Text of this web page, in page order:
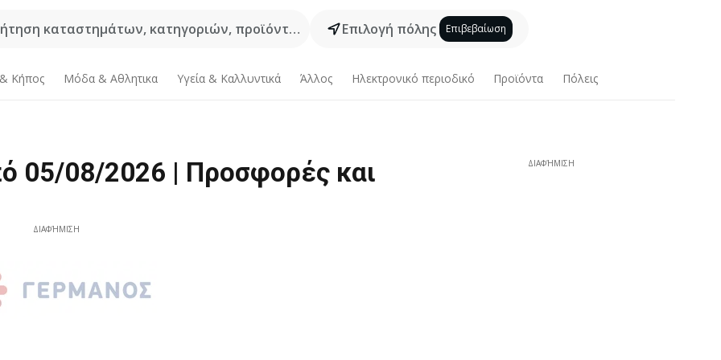
καταστημάτων, κατηγοριών, προϊόντων... Επιλογή πόλης Επιβεβαίωση
& Κήπος Μόδα & Aθλητικα Υγεία & Καλλυντικά Άλλος Ηλεκτρονικό περιοδικό Προϊόντα Πόλεις
05/08/2026 | Προσφορές και
ΔΙΑΦΉΜΙΣΗ
ΔΙΑΦΉΜΙΣΗ